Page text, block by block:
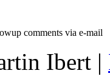
comments via e-mail
Ibert |